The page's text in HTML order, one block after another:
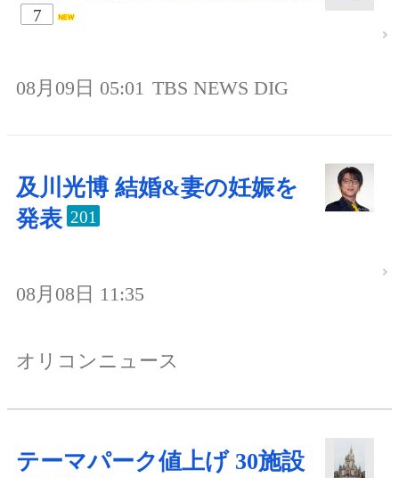
7
08月09日 05:01 TBS NEWS DIG
及川光博 結婚&妻の妊娠を
発表 201
08月08日 11:35
オリコンニュース
テーマパーク値上げ 30施設